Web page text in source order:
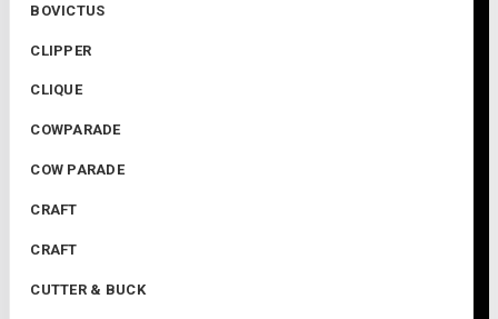
BOVICTUS
CLIPPER
CLIQUE
COWPARADE
COW PARADE
CRAFT
CRAFT
CUTTER & BUCK